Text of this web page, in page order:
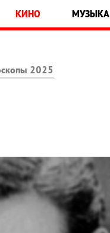
КИНО МУЗЫКА
2025